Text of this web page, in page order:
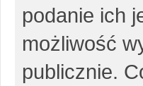
podanie ich
możliwość
publicznie.